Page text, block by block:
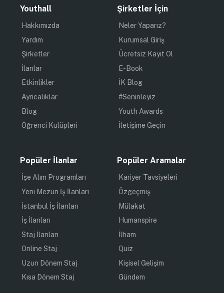
Youthall
Hakkımızda
Yardım
Şirketler
İlanlar
Etkinlikler
Ayrıcalıklar
Blog
Öğrenci Kulüpleri
Şirketler İçin
Neler Yaparız?
Kurumsal Giriş
Ücretsiz Kayıt Ol
E-Book
İK Blog
#Seninleyiz
Youth Awards
İletişime Geçin
Popüler İlanlar
İşe Alım Programları
Yeni Mezun İş İlanları
İstanbul İş İlanları
İş İlanları
Staj İlanları
Online Staj
Uzun Dönem Staj
Kısa Dönem Staj
Popüler Aramalar
Kariyer Tavsiyeleri
Özgeçmiş
Mülakat
Humanspire
İlham
Quiz
Kişisel Gelişim
Gündem